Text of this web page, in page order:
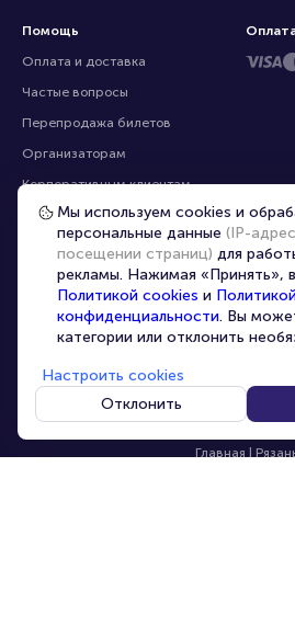
Помощь
Оплата и доставка
Частые вопросы
Перепродажа билетов
Организаторам
Корпоративным клиентам
VIP-билеты
Условия использования
Персональные данные
Контакты
Карта сайта
Управление cookies
8-
Все
Главная |
Мы используем cookies и
персональные данные (IP-
посещении страниц) для
рекламы. Нажимая «Принять»,
Политикой cookies и
конфиденциальности. Вы
категории или отклонить
Настроить cookies
Отклонить